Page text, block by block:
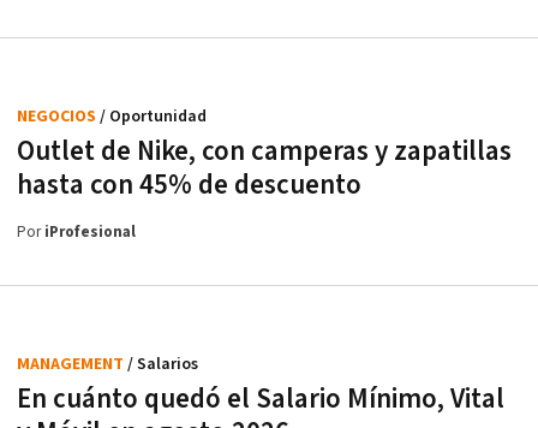
Outlet de Nike, con camperas y zapatillas
hasta con 45% de descuento
NEGOCIOS / Oportunidad
PoriProfesional
En cuánto quedó el Salario Mínimo, Vital
MANAGEMENT / Salarios